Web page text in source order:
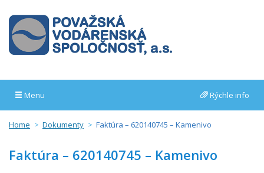
Menu Rýchle info
Home Dokumenty Faktúra – 620140745 – Kamenivo
Faktúra – 620140745 – Kamenivo